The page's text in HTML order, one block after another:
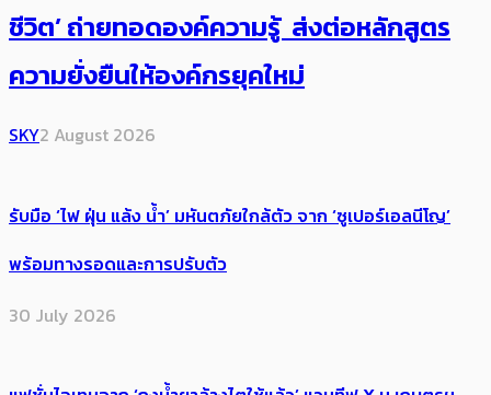
ชีวิต’ ถ่ายทอดองค์ความรู้ ส่งต่อหลักสูตร
ความยั่งยืนให้องค์กรยุคใหม่
SKY2 August 2026
รับมือ ‘ไฟ ฝุ่น แล้ง น้ำ’ มหันตภัยใกล้ตัว จาก ‘ซูเปอร์เอลนีโญ’
พร้อมทางรอดและการปรับตัว
30 July 2026